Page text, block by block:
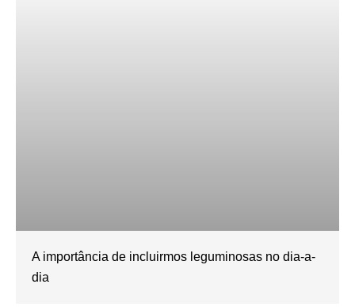
A importância de incluirmos leguminosas no dia-a-
dia